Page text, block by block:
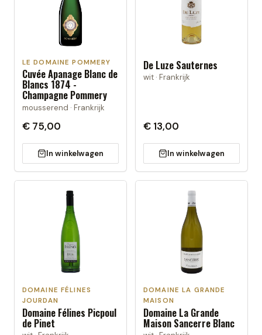
LE DOMAINE POMMERY
Cuvée Apanage Blanc de
Blancs 1874 -
Champagne Pommery
mousserend · Frankrijk
€ 75,00
In winkelwagen
De Luze Sauternes
wit · Frankrijk
€ 13,00
In winkelwagen
DOMAINE FÉLINES
JOURDAN
Domaine Félines Picpoul
de Pinet
DOMAINE LA GRANDE
MAISON
Domaine La Grande
Maison Sancerre Blanc